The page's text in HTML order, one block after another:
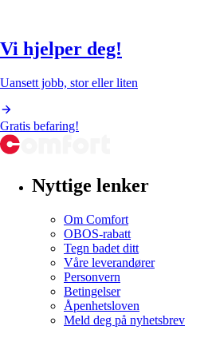
Vi hjelper deg!
Uansett jobb, stor eller liten
Gratis befaring!
Nyttige lenker
Om Comfort
OBOS-rabatt
Tegn badet ditt
Våre leverandører
Personvern
Betingelser
Åpenhetsloven
Meld deg på nyhetsbrev